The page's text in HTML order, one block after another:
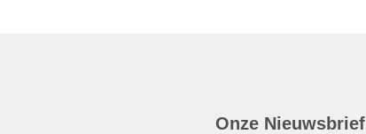
Onze Nieuwsbrief